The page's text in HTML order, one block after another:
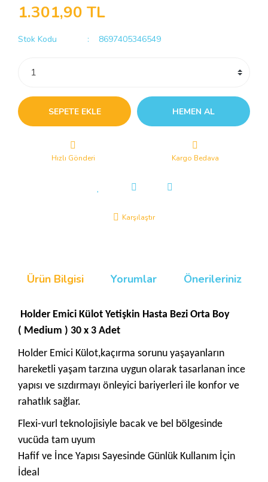
1.301,90 TL
Stok Kodu 8697405346549
SEPETE EKLE HEMEN AL
Hızlı Gönderi Kargo Bedava
Karşılaştır
Ürün Bilgisi Yorumlar Önerileriniz
Holder Emici Külot Yetişkin Hasta Bezi Orta Boy
( Medium ) 30 x 3 Adet
Holder Emici Külot,kaçırma sorunu yaşayanların
hareketli yaşam tarzına uygun olarak tasarlanan ince
yapısı ve sızdırmayı önleyici bariyerleri ile konfor ve
rahatlık sağlar.
Flexi-vurl teknolojisiyle bacak ve bel bölgesinde
vucüda tam uyum
Hafif ve İnce Yapısı Sayesinde Günlük Kullanım İçin
İdeal